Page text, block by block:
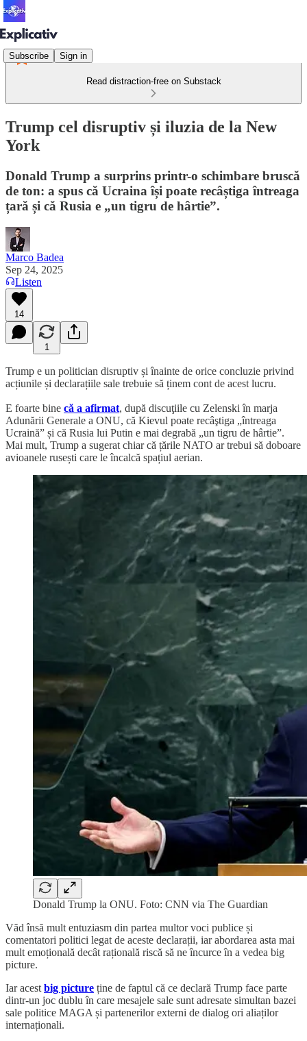
Subscribe Sign in
Read distraction-free on Substack
Trump cel disruptiv și iluzia de la New
York
Donald Trump a surprins printr-o schimbare bruscă
de ton: a spus că Ucraina își poate recâștiga întreaga
țară și că Rusia e „un tigru de hârtie”.
Marco Badea
Sep 24, 2025
Listen
14
1
Trump e un politician disruptiv și înainte de orice concluzie privind
acțiunile și declarațiile sale trebuie să ținem cont de acest lucru.
E foarte bine că a afirmat, după discuţiile cu Zelenski în marja
Adunării Generale a ONU, că Kievul poate recâştiga „întreaga
Ucraină” și că Rusia lui Putin e mai degrabă „un tigru de hârtie”.
Mai mult, Trump a sugerat chiar că țările NATO ar trebui să doboare
avioanele rusești care le încalcă spațiul aerian.
Donald Trump la ONU. Foto: CNN via The Guardian
Văd însă mult entuziasm din partea multor voci publice și
comentatori politici legat de aceste declarații, iar abordarea asta mai
mult emoțională decât rațională riscă să ne încurce în a vedea big
picture.
Iar acest big picture ține de faptul că ce declară Trump face parte
dintr-un joc dublu în care mesajele sale sunt adresate simultan bazei
sale politice MAGA și partenerilor externi de dialog ori aliaților
internaționali.